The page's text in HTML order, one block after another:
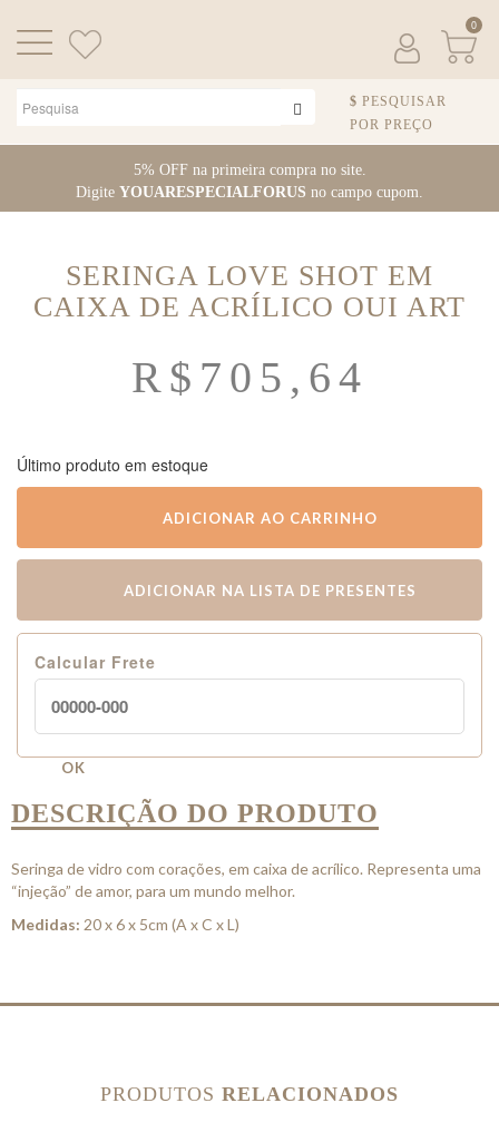
Pular para o conteúdo5% OFF na primeira compra no site.
Digite YOUARESPECIALFORUS no campo cupom.
0
PESQUISAR
POR PREÇO
SERINGA LOVE SHOT EM
CAIXA DE ACRÍLICO OUI ART
R$ 705,64
Último produto em estoque
ADICIONAR AO CARRINHO
ADICIONAR NA LISTA DE PRESENTES
Calcular Frete
OK
DESCRIÇÃO DO PRODUTO
Seringa de vidro com corações, em caixa de acrílico. Representa uma
“injeção” de amor, para um mundo melhor.
Medidas: 20 x 6 x 5cm (A x C x L)
PRODUTOS RELACIONADOS